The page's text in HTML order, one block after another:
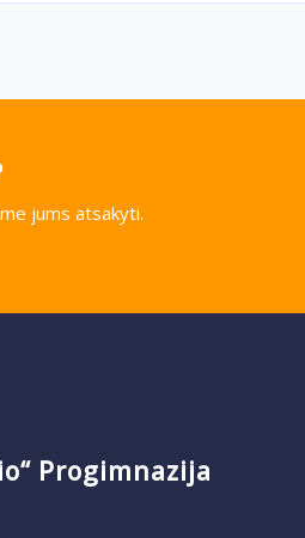
jums atsakyti.
Progimnazija